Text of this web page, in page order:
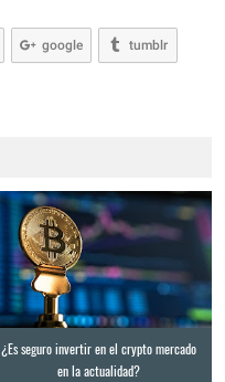
google tumblr
¿Es seguro invertir en el crypto mercado
en la actualidad?